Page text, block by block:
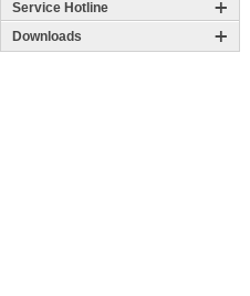
Service Hotline
Downloads